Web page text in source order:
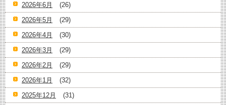
2026年6月
(26)
2026年5月
(29)
2026年4月
(30)
2026年3月
(29)
2026年2月
(29)
2026年1月
(32)
2025年12月
(31)